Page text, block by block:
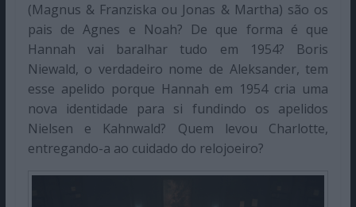
(Magnus & Franziska ou Jonas & Martha) são os
pais de Agnes e Noah? De que forma é que
Hannah vai baralhar tudo em 1954? Boris
Niewald, o verdadeiro nome de Aleksander, tem
esse apelido porque Hannah em 1954 cria uma
nova identidade para si fundindo os apelidos
Nielsen e Kahnwald? Quem levou Charlotte,
entregando-a ao cuidado do relojoeiro?